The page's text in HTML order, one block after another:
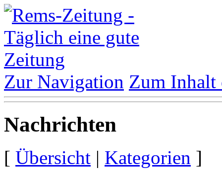
Zur Navigation Zum Inhalt
Nachrichten
[ Übersicht | Kategorien ]